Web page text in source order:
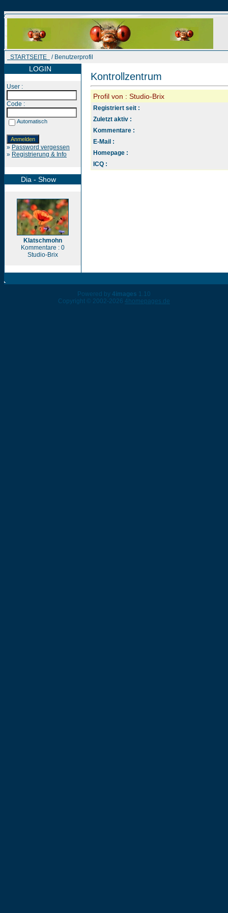
STARTSEITE / Benutzerprofil
LOGIN
User :
Code :
Automatisch
» Password vergessen
» Registrierung & Info
Dia - Show
Klatschmohn
Kommentare : 0
Studio-Brix
Kontrollzentrum
Profil von : Studio-Brix
Registriert seit :
Zuletzt aktiv :
Kommentare :
E-Mail :
Homepage :
ICQ :
Powered by 4images 1.10
Copyright © 2002-2026 4homepages.de